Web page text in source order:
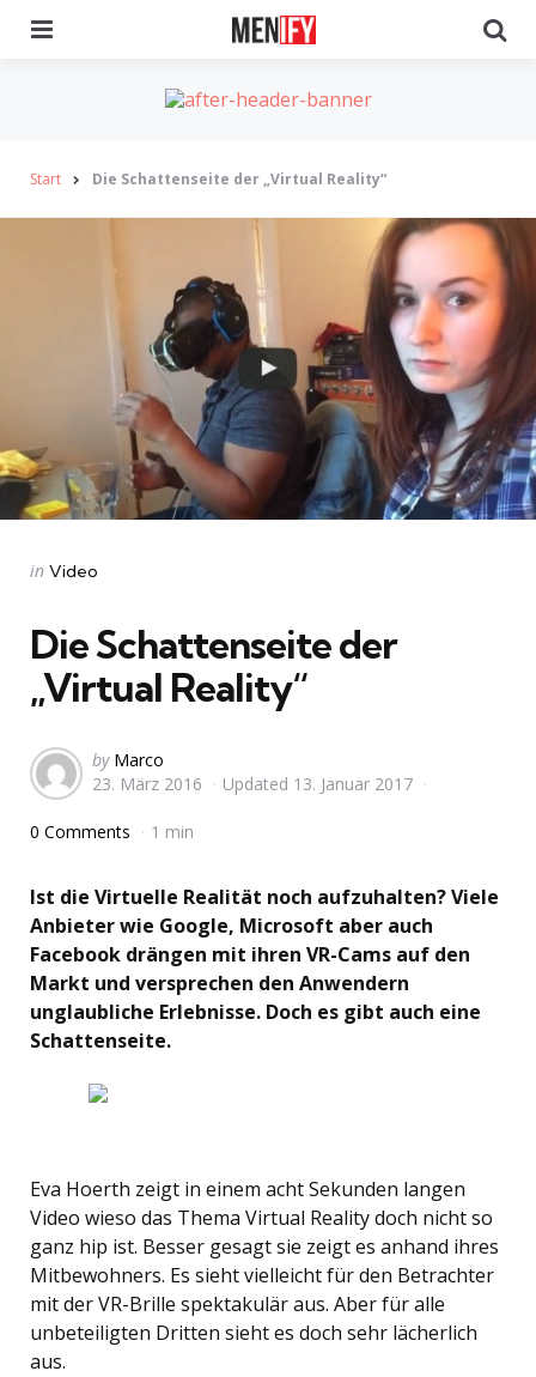
Start Die Schattenseite der „Virtual Reality“
Categories
Posted
in Video
Die Schattenseite der
„Virtual Reality“
Posted
by
by Marco
23. März 2016
Updated 13. Januar 2017
0 Comments 1 min
Ist die Virtuelle Realität noch aufzuhalten? Viele
Anbieter wie Google, Microsoft aber auch
Facebook drängen mit ihren VR-Cams auf den
Markt und versprechen den Anwendern
unglaubliche Erlebnisse. Doch es gibt auch eine
Schattenseite.
Eva Hoerth zeigt in einem acht Sekunden langen
Video wieso das Thema Virtual Reality doch nicht so
ganz hip ist. Besser gesagt sie zeigt es anhand ihres
Mitbewohners. Es sieht vielleicht für den Betrachter
mit der VR-Brille spektakulär aus. Aber für alle
unbeteiligten Dritten sieht es doch sehr lächerlich
aus.